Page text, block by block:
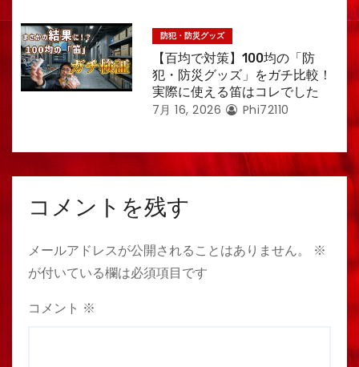
防犯・防災グッズ
【百均で対策】100均の「防
犯・防災グッズ」をガチ比較！
実際に使える笛はコレでした
7月 16, 2026 Phi72110
コメントを残す
メールアドレスが公開されることはありません。
※
が付いている欄は必須項目です
コメント ※